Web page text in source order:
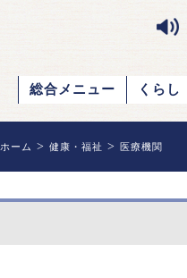
総合メニュー くらし
ホーム > 健康・福祉 > 医療機関